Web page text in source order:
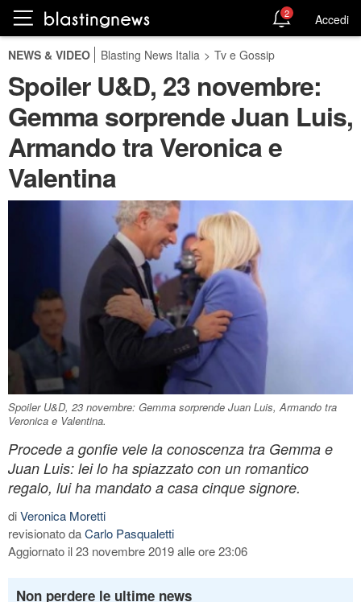
2 Accedi
NEWS & VIDEO Blasting News Italia > Tv e Gossip
Spoiler U&D, 23 novembre:
Gemma sorprende Juan Luis,
Armando tra Veronica e
Valentina
Spoiler U&D, 23 novembre: Gemma sorprende Juan Luis, Armando tra
Veronica e Valentina.
Procede a gonfie vele la conoscenza tra Gemma e
Juan Luis: lei lo ha spiazzato con un romantico
regalo, lui ha mandato a casa cinque signore.
diVeronica Moretti
revisionato daCarlo Pasqualetti
Aggiornato il 23 novembre 2019 alle ore 23:06
Non perdere le ultime news